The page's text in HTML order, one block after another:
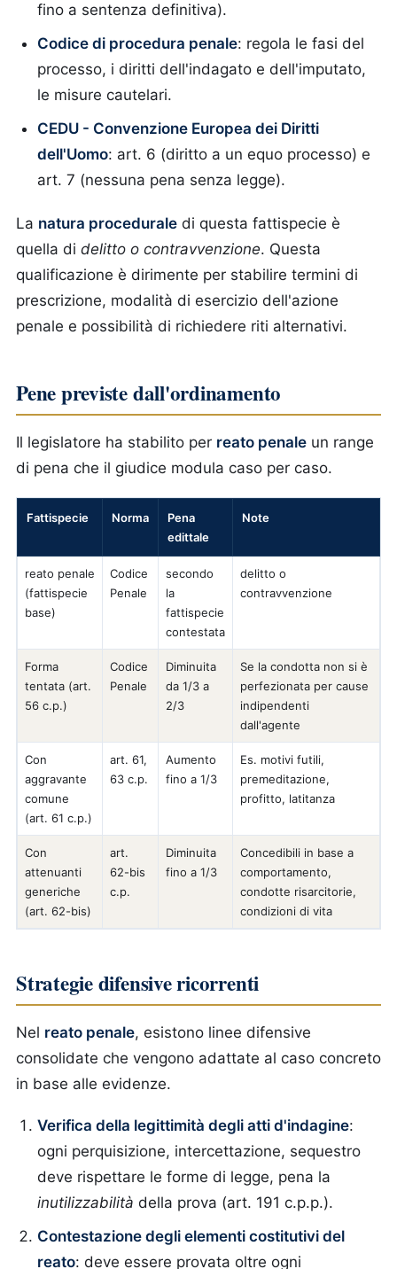
fino a sentenza definitiva).
Codice di procedura penale: regola le fasi del
processo, i diritti dell'indagato e dell'imputato,
le misure cautelari.
CEDU - Convenzione Europea dei Diritti
dell'Uomo: art. 6 (diritto a un equo processo) e
art. 7 (nessuna pena senza legge).
La natura procedurale di questa fattispecie è
quella di delitto o contravvenzione. Questa
qualificazione è dirimente per stabilire termini di
prescrizione, modalità di esercizio dell'azione
penale e possibilità di richiedere riti alternativi.
Pene previste dall'ordinamento
Il legislatore ha stabilito per reato penale un range
di pena che il giudice modula caso per caso.
Fattispecie Norma
Pena
edittale
Note
reato penale
(fattispecie
base)
Codice
Penale
secondo
la
fattispecie
contestata
delitto o
contravvenzione
Forma
tentata (art.
56 c.p.)
Codice
Penale
Diminuita
da 1/3 a
2/3
Se la condotta non si è
perfezionata per cause
indipendenti
dall'agente
Con
aggravante
comune
(art. 61 c.p.)
art. 61,
63 c.p.
Aumento
fino a 1/3
Es. motivi futili,
premeditazione,
profitto, latitanza
Con
attenuanti
generiche
(art. 62-bis)
art.
62-bis
c.p.
Diminuita
fino a 1/3
Concedibili in base a
comportamento,
condotte risarcitorie,
condizioni di vita
Strategie difensive ricorrenti
Nel reato penale, esistono linee difensive
consolidate che vengono adattate al caso concreto
in base alle evidenze.
Verifica della legittimità degli atti d'indagine:
ogni perquisizione, intercettazione, sequestro
deve rispettare le forme di legge, pena la
inutilizzabilità della prova (art. 191 c.p.p.).
Contestazione degli elementi costitutivi del
reato: deve essere provata oltre ogni